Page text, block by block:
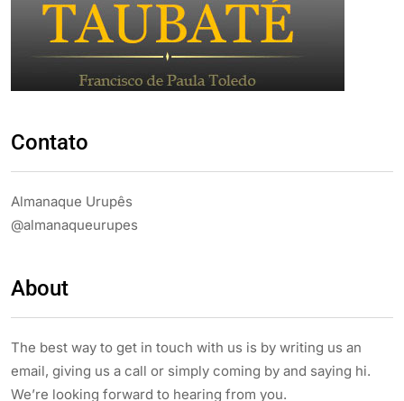
Contato
Almanaque Urupês
@almanaqueurupes
About
The best way to get in touch with us is by writing us an
email, giving us a call or simply coming by and saying hi.
We’re looking forward to hearing from you.